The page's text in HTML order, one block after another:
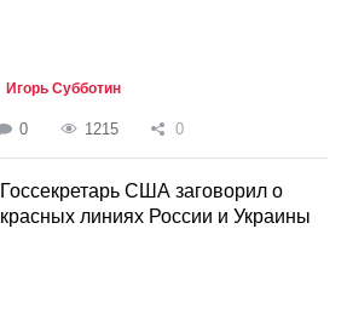
Игорь Субботин
0 1215 0
Госсекретарь США заговорил о
красных линиях России и Украины